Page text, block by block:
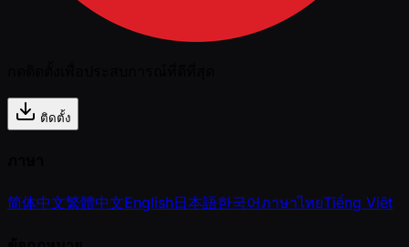
ติดตั้ง
简体中文繁體中文English日本語한국어ภาษาไทยTiếng Việt